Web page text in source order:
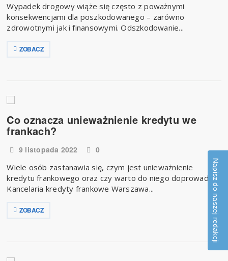
​Wypadek drogowy wiąże się często z poważnymi
konsekwencjami dla poszkodowanego – zarówno
zdrowotnymi jak i finansowymi. Odszkodowanie...
ZOBACZ
Co oznacza unieważnienie kredytu we
frankach?
9 listopada 2022
0
Wiele osób zastanawia się, czym jest unieważnienie
kredytu frankowego oraz czy warto do niego doprowadzić.
Kancelaria kredyty frankowe Warszawa...
ZOBACZ Napisz do naszej redakcji